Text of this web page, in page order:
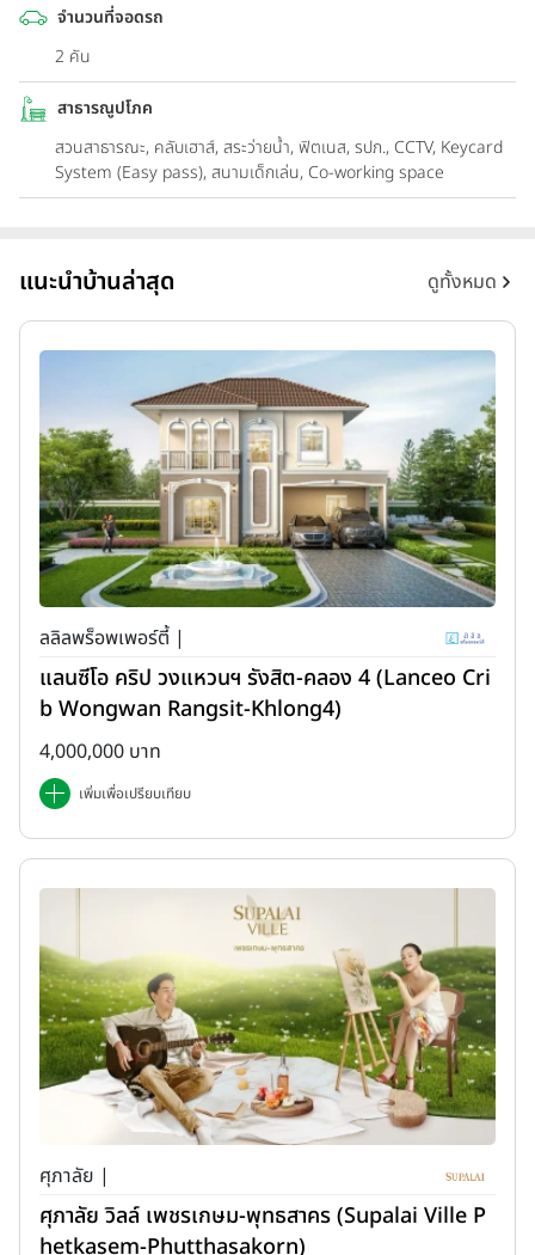
จำนวนที่จอดรถ
2 คัน
สาธารณูปโภค
สวนสาธารณะ, คลับเฮาส์, สระว่ายน้ำ, ฟิตเนส, รปภ., CCTV, Keycard
System (Easy pass), สนามเด็กเล่น, Co-working space
แนะนำบ้านล่าสุด ดูทั้งหมด
ลลิลพร็อพเพอร์ตี้ |
แลนซีโอ คริป วงแหวนฯ รังสิต-คลอง 4 (Lanceo Cri
b Wongwan Rangsit-Khlong4)
4,000,000 บาท
เพิ่มเพื่อเปรียบเทียบ
ศุภาลัย |
ศุภาลัย วิลล์ เพชรเกษม-พุทธสาคร (Supalai Ville P
hetkasem-Phutthasakorn)